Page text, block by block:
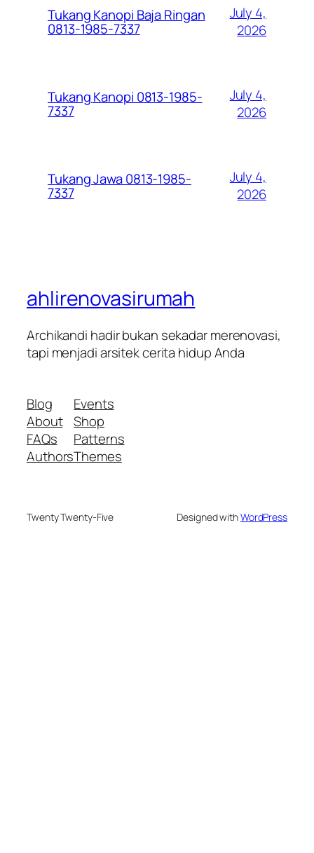
Tukang Kanopi Baja Ringan
0813-1985-7337
July 4,
2026
Tukang Kanopi 0813-1985-
7337
July 4,
2026
Tukang Jawa 0813-1985-
7337
July 4,
2026
ahlirenovasirumah
Archikandi hadir bukan sekadar merenovasi,
tapi menjadi arsitek cerita hidup Anda
Blog
About
FAQs
Authors
Events
Shop
Patterns
Themes
Twenty Twenty-Five Designed withWordPress